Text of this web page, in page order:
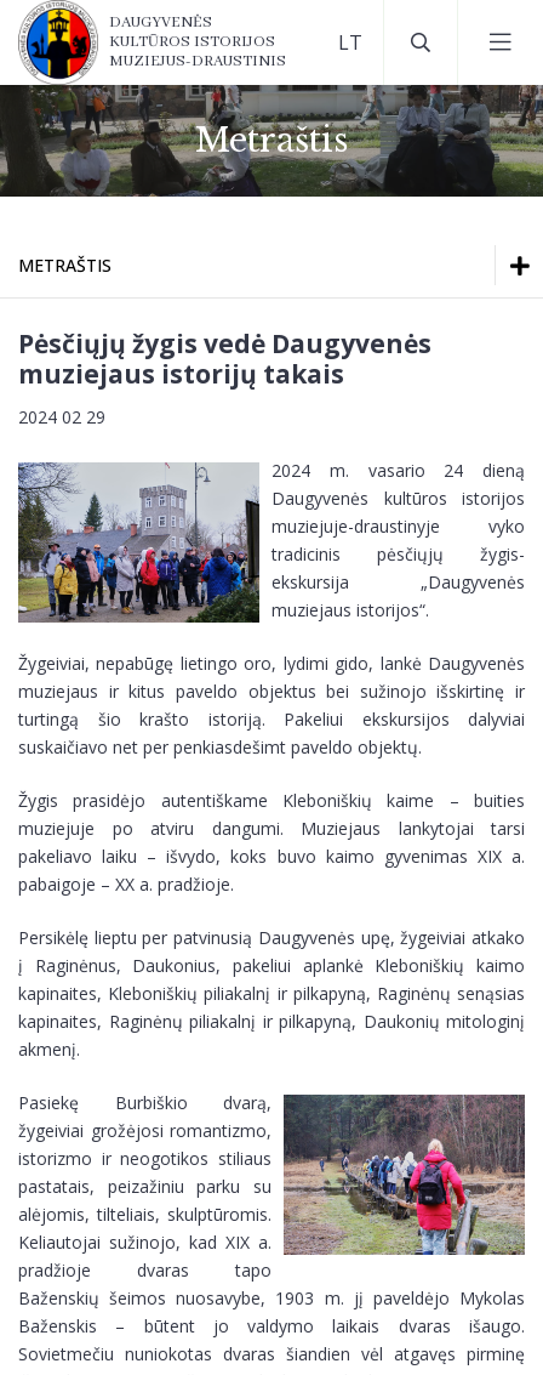
Darbo laikas
Kaip mus rasti?
Muziejaus lankymo taisyklės
D.U.K.
Metraštis
DAUGYVENĖS
KULTŪROS ISTORIJOS
MUZIEJUS-DRAUSTINIS
Metraštis
METRAŠTIS
Ekspozicijos
Bilietų kainos
Kontaktai
Kaip mus rasti?
Muziejaus lankymo taisyklės
D.U.K.
Metraštis
Pėsčiųjų žygis vedė Daugyvenės
muziejaus istorijų takais
2024 02 29
2024 m. vasario 24 dieną
Daugyvenės kultūros istorijos
muziejuje-draustinyje vyko
tradicinis pėsčiųjų žygis-
ekskursija „Daugyvenės
muziejaus istorijos“.
Žygeiviai, nepabūgę lietingo oro, lydimi gido, lankė Daugyvenės
muziejaus ir kitus paveldo objektus bei sužinojo išskirtinę ir
turtingą šio krašto istoriją. Pakeliui ekskursijos dalyviai
suskaičiavo net per penkiasdešimt paveldo objektų.
Žygis prasidėjo autentiškame Kleboniškių kaime – buities
muziejuje po atviru dangumi. Muziejaus lankytojai tarsi
pakeliavo laiku – išvydo, koks buvo kaimo gyvenimas XIX a.
pabaigoje – XX a. pradžioje.
Persikėlę lieptu per patvinusią Daugyvenės upę, žygeiviai atkako
į Raginėnus, Daukonius, pakeliui aplankė Kleboniškių kaimo
kapinaites, Kleboniškių piliakalnį ir pilkapyną, Raginėnų senąsias
kapinaites, Raginėnų piliakalnį ir pilkapyną, Daukonių mitologinį
akmenį.
Pasiekę Burbiškio dvarą,
žygeiviai grožėjosi romantizmo,
istorizmo ir neogotikos stiliaus
pastatais, peizažiniu parku su
alėjomis, tilteliais, skulptūromis.
Keliautojai sužinojo, kad XIX a.
pradžioje dvaras tapo
Baženskių šeimos nuosavybe, 1903 m. jį paveldėjo Mykolas
Baženskis – būtent jo valdymo laikais dvaras išaugo.
Sovietmečiu nuniokotas dvaras šiandien vėl atgavęs pirminę